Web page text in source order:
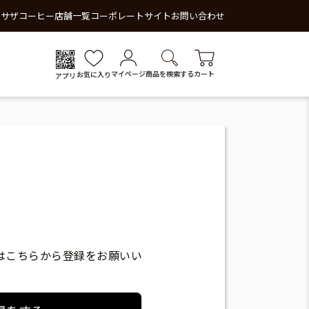
ザコーヒー店舗一覧コーポレートサイトお問い合わせ
アプリ お気に入り マイページ商品を検索するカート
ちらから登録をお願いい